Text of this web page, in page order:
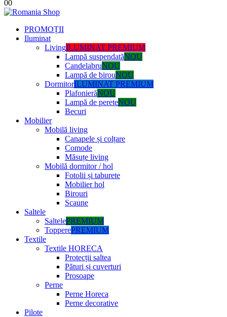
00
PROMOȚII
Iluminat
LivingILUMINAT PREMIUM
Lampă suspendatăNOU
CandelabruNOU
Lampă de birouNOU
DormitorILUMINAT PREMIUM
PlafonierăNOU
Lampă de pereteNOU
Becuri
Mobilier
Mobilă living
Canapele și colțare
Comode
Măsuțe living
Mobilă dormitor / hol
Fotolii și taburete
Mobilier hol
Birouri
Scaune
Saltele
SaltelePREMIUM
TopperePREMIUM
Textile
Textile HORECA
Protecții saltea
Pături și cuverturi
Prosoape
Perne
Perne Horeca
Perne decorative
Pilote